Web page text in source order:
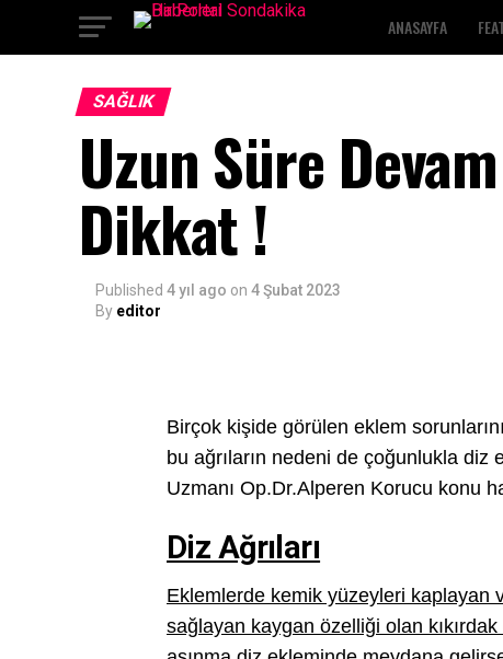
ANASAYFA
SAĞLIK
Uzun Süre
Dikkat !
Published 4 yıl ago on 4 Şubat 2023
By editor
Birçok kişide görülen eklem
bu ağrıların nedeni de çoğunlukla diz
Uzmanı Op.Dr.Alperen Korucu konu
Diz Ağrıları
Eklemlerde kemik yüzeyleri kaplayan
sağlayan kaygan özelliği olan